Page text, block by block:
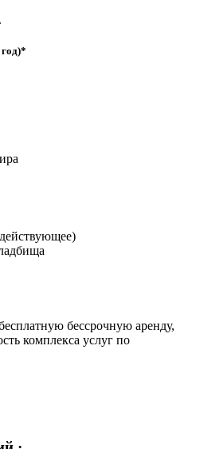
бессрочную аренду,
комплекса услуг по